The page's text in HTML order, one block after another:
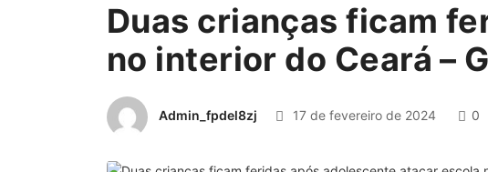
Duas crianças ficam
no interior do Ceará –
Admin_fpdel8zj 17 de fevereiro de 2024 0